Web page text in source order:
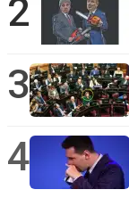
2
3
4